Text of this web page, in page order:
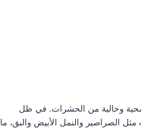
صحية وخالية من الحشرات. في ظل
الصراصير والنمل الأبيض والبق، ما